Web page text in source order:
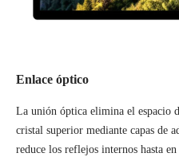
Enlace óptico
La unión óptica elimina el espacio
cristal superior mediante capas de
reduce los reflejos internos hasta